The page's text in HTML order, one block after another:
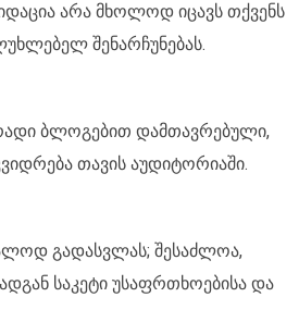
არა მხოლოდ იცავს თქვენს
შენარჩუნებას.
ბლოგებით დამთავრებული,
თავის აუდიტორიაში.
გადასვლას; შესაძლოა,
საკეტი უსაფრთხოებისა და